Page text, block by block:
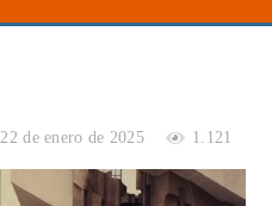
22 de enero de 2025 1.121